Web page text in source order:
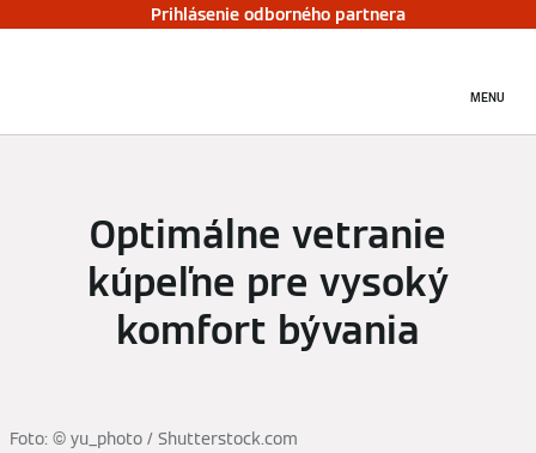
Prihlásenie odborného partnera
MENU
Optimálne vetranie
kúpeľne pre vysoký
komfort bývania
Foto: © yu_photo / Shutterstock.com